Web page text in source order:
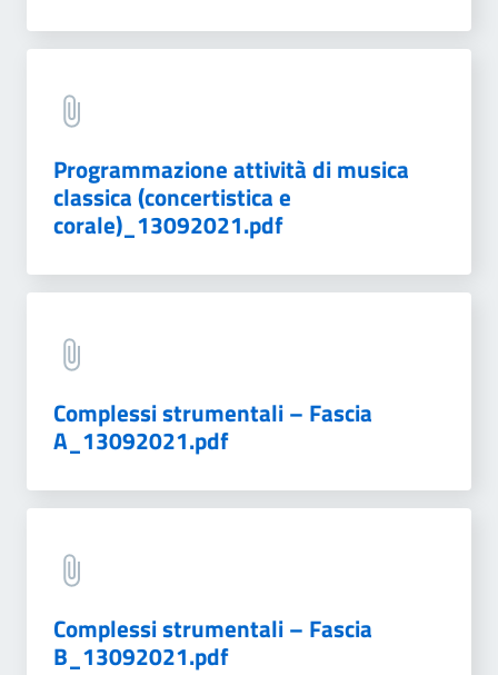
Programmazione attività di musica
classica (concertistica e
corale)_13092021.pdf
Complessi strumentali – Fascia
A_13092021.pdf
Complessi strumentali – Fascia
B_13092021.pdf